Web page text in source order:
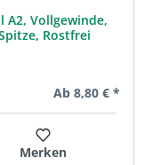
A2, Vollgewinde,
Rostfrei
Regulärer Preis:
Ab 8,80 € *
Merken